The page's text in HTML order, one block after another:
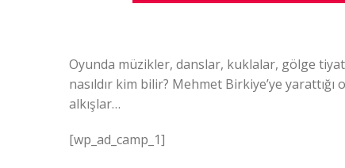
Oyunda müzikler, danslar, kuklalar, gölge
nasıldır kim bilir? Mehmet Birkiye’ye
alkışlar…
[wp_ad_camp_1]